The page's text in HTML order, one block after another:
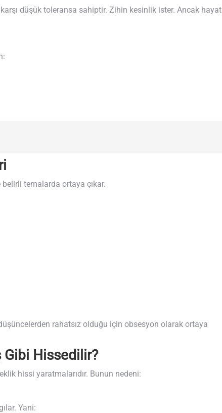
düşük toleransa sahiptir. Zihin kesinlik ister. Ancak hayat
temalarda ortaya çıkar.
rahatsız olduğu için obsesyon olarak ortaya
Gibi Hissedilir?
hissi yaratmalarıdır. Bunun nedeni:
Yani: